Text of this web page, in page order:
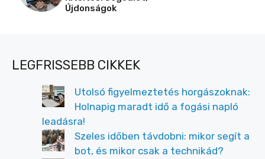
Újdonságok
LEGFRISSEBB CIKKEK
Utolsó figyelmeztetés horgászoknak:
Holnapig maradt idő a fogási napló
leadásra!
Szeles időben távdobni: mikor segít a
bot, és mikor csak a technikád?